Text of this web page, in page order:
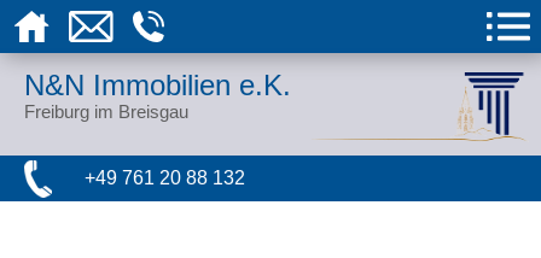
N&N Immobilien e.K.
Freiburg im Breisgau
+49 761 20 88 132